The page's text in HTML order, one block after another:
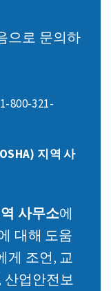
으로 문의하
800-321-
지역 사
사무소에
대해 도움
게 조언, 교
산업안전보